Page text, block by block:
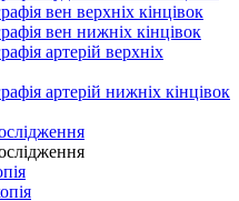
вен верхніх кінцівок
вен нижніх кінцівок
артерій верхніх
артерій нижніх кінцівок